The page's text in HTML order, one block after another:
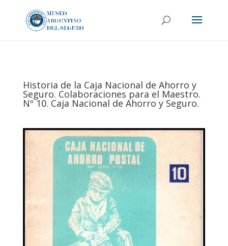
Historia de la Caja Nacional de Ahorro y
Seguro. Colaboraciones para el Maestro.
Nº 10. Caja Nacional de Ahorro y Seguro.